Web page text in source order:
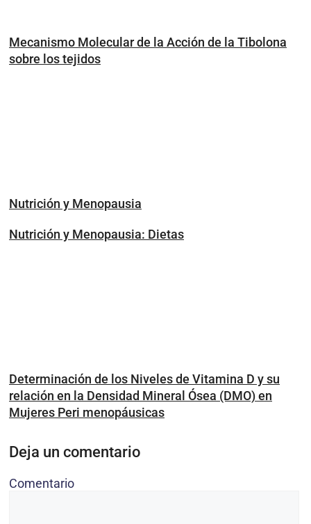
Mecanismo Molecular de la Acción de la Tibolona
sobre los tejidos
Nutrición y Menopausia
Nutrición y Menopausia: Dietas
Determinación de los Niveles de Vitamina D y su
relación en la Densidad Mineral Ósea (DMO) en
Mujeres Peri menopáusicas
Deja un comentario
Comentario